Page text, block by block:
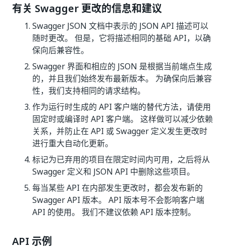
有关 Swagger 更改的信息和建议
Swagger JSON 文档中表示的 JSON API 描述可以
随时更改。 但是，它将描述相同的基础 API，以确
保向后兼容性。
Swagger 界面和相应的 JSON 是根据当前端点生成
的，并且我们始终发布最新版本。 为确保向后兼容
性，我们支持相同的请求结构。
作为运行时生成的 API 客户端的替代方法，请使用
固定时或编译时 API 客户端。 这样做可以减少依赖
关系，并防止在 API 或 Swagger 定义发生更改时
进行重大自动化更新。
标记为已弃用的项目在限定时间内可用，之后将从
Swagger 定义和 JSON API 中删除这些项目。
每当某些 API 在内部发生更改时，都会发布新的
Swagger API 版本。 API 版本号不会影响客户端
API 的使用。 我们不建议依赖 API 版本控制。
API 示例